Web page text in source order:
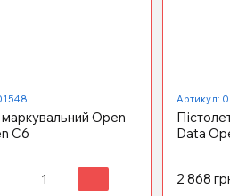
маркувальний Open
C6
Артикул:
Data
2 868